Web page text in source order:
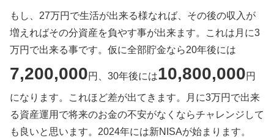
もし、27万円で生活が出来る様なれば、その後の収入が
増えればその分資産を負やす事が出来ます。これは月に3
万円で出来る事です。仮に全部貯金なら20年後には
7,200,000円、30年後には10,800,000円
になります。これほど差が出てきます。月に3万円で出来
る資産運用で将来のお金の不安がなくならチャレンジして
も良いと思います。2024年には新NISAが始まります。